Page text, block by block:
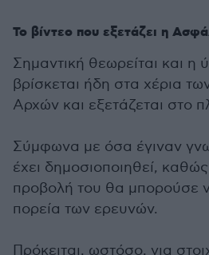
Το βίντεο που εξετάζει η
Σημαντική θεωρείται και η
βρίσκεται ήδη στα χέρια
Αρχών και εξετάζεται στο
Σύμφωνα με όσα έγιναν
έχει δημοσιοποιηθεί,
προβολή του θα μπορούσε
πορεία των ερευνών.
Πρόκειται, ωστόσο, για